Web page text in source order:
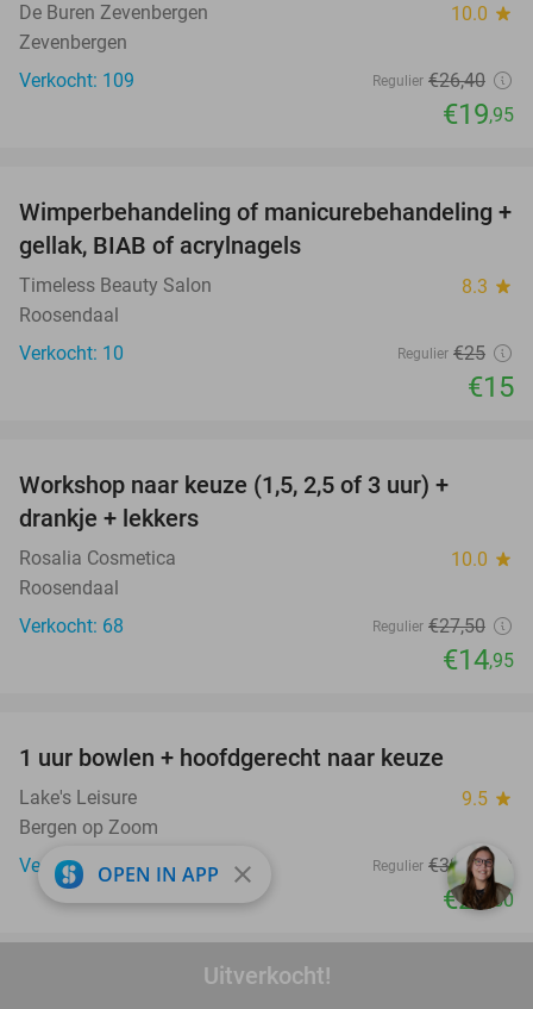
Uitverkocht!
De Buren Zevenbergen 10.0 star
Zevenbergen
Verkocht: 109
Regulier €26,40
€19,95
40%
Wimperbehandeling of manicurebehandeling +
gellak, BIAB of acrylnagels
Timeless Beauty Salon 8.3 star
Roosendaal
Verkocht: 10
Regulier €25
€15
Workshop naar keuze (1,5, 2,5 of 3 uur) +
drankje + lekkers
Rosalia Cosmetica 10.0 star
Roosendaal
Verkocht: 68
Regulier €27,50
€14,95
1 uur bowlen + hoofdgerecht naar keuze
Lake's Leisure 9.5 star
Bergen op Zoom
Verkocht: 112
Regulier €33 ,50
€24,50
favorite_border
OPEN IN APP close